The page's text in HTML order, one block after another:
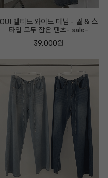
OUI 벨티드 와이드 데님 - 퀄 & 스
타일 모두 잡은 팬츠- sale-
39,000원